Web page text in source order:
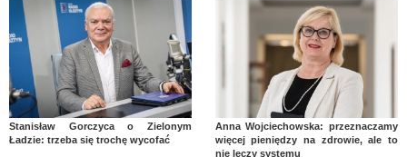
Stanisław Gorczyca o Zielonym
Ładzie: trzeba się trochę wycofać
Anna Wojciechowska: przeznaczamy
więcej pieniędzy na zdrowie, ale to
nie leczy systemu